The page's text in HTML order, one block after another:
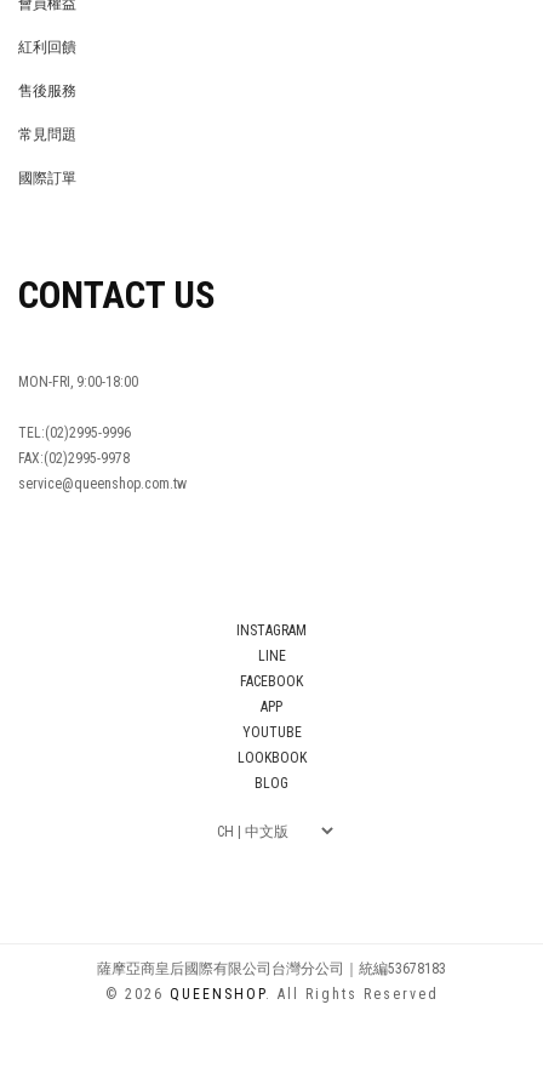
會員權益
紅利回饋
售後服務
常見問題
國際訂單
CONTACT US
MON-FRI, 9:00-18:00
TEL:(02)2995-9996
FAX:(02)2995-9978
service@queenshop.com.tw
INSTAGRAM
LINE
FACEBOOK
APP
YOUTUBE
LOOKBOOK
BLOG
薩摩亞商皇后國際有限公司台灣分公司｜統編53678183
© 2026 QUEENSHOP. All Rights Reserved